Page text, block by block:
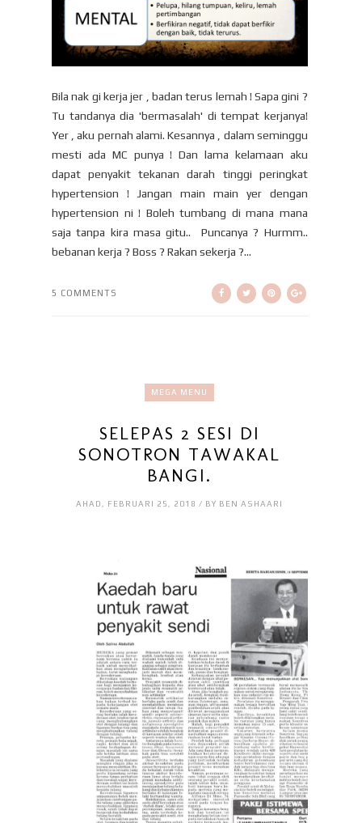
Bila nak gi kerja jer , badan terus lemah ! Sapa gini ?
Tu tandanya dia 'bermasalah' di tempat kerjanya!
Yer , aku pernah alami. Kesannya , dalam seminggu
mesti ada MC punya ! Dan lama kelamaan aku
dapat penyakit tekanan darah tinggi peringkat
hypertension ! Jangan main main yer dengan
hypertension ni ! Boleh tumbang di mana mana
saja tanpa kira masa gitu.. Puncanya ? Hurmm..
bebanan kerja ? Boss ? Rakan sekerja ?...
5 COMMENTS
MEGA MENU
SELEPAS 2 SESI DI
SONOTRON TAWAKAL
BANGI.
AHAD, FEBRUARI 25, 2018 / BY BEN ASHAARI